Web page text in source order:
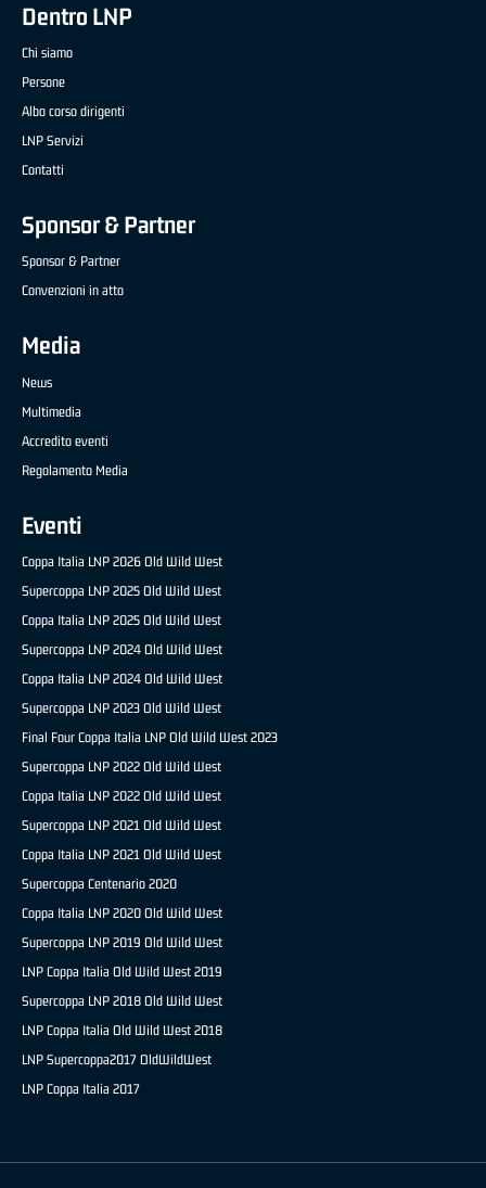
Dentro LNP
Chi siamo
Persone
Albo corso dirigenti
LNP Servizi
Contatti
Sponsor & Partner
Sponsor & Partner
Convenzioni in atto
Media
News
Multimedia
Accredito eventi
Regolamento Media
Eventi
Coppa Italia LNP 2026 Old Wild West
Supercoppa LNP 2025 Old Wild West
Coppa Italia LNP 2025 Old Wild West
Supercoppa LNP 2024 Old Wild West
Coppa Italia LNP 2024 Old Wild West
Supercoppa LNP 2023 Old Wild West
Final Four Coppa Italia LNP Old Wild West 2023
Supercoppa LNP 2022 Old Wild West
Coppa Italia LNP 2022 Old Wild West
Supercoppa LNP 2021 Old Wild West
Coppa Italia LNP 2021 Old Wild West
Supercoppa Centenario 2020
Coppa Italia LNP 2020 Old Wild West
Supercoppa LNP 2019 Old Wild West
LNP Coppa Italia Old Wild West 2019
Supercoppa LNP 2018 Old Wild West
LNP Coppa Italia Old Wild West 2018
LNP Supercoppa2017 OldWildWest
LNP Coppa Italia 2017